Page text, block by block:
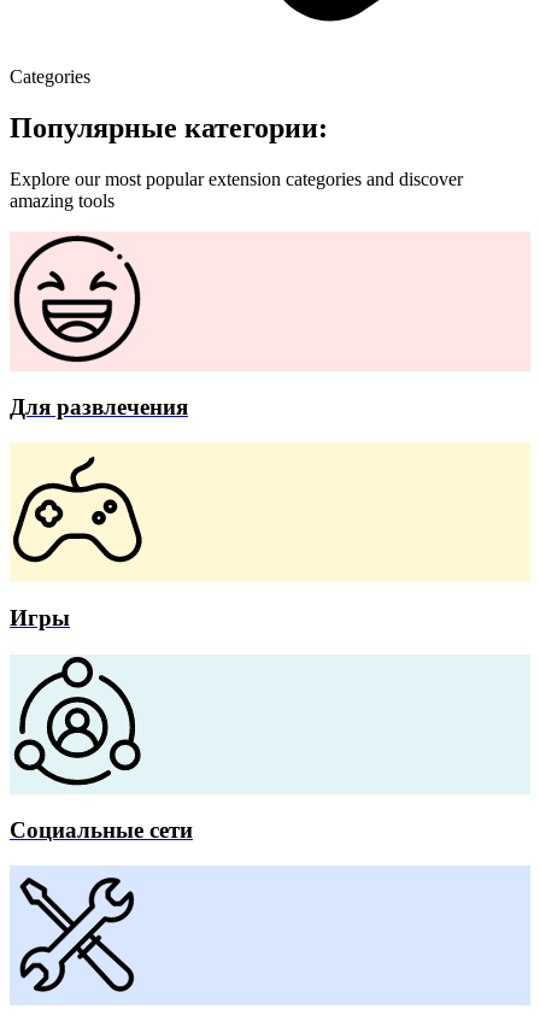
Categories
Популярные категории:
Explore our most popular extension categories and discover
amazing tools
Для развлечения
Игры
Социальные сети